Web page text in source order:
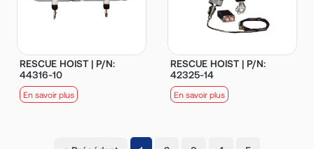
RESCUE HOIST | P/N:
44316-10
En savoir plus
RESCUE HOIST | P/N:
42325-14
En savoir plus